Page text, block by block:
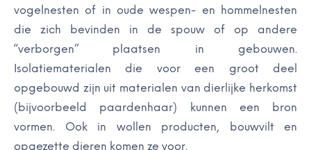
vogelnesten of in oude wespen- en hommelnesten
die zich bevinden in de spouw of op andere
“verborgen” plaatsen in gebouwen.
Isolatiematerialen die voor een groot deel
opgebouwd zijn uit materialen van dierlijke herkomst
(bijvoorbeeld paardenhaar) kunnen een bron
vormen. Ook in wollen producten, bouwvilt en
opgezette dieren komen ze voor.